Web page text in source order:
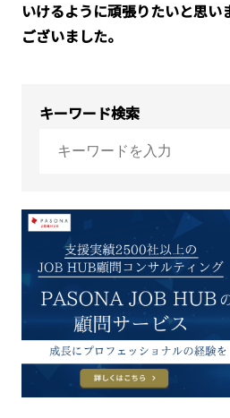
いけるように頑張りたいと思い
ございました。
キーワード検索